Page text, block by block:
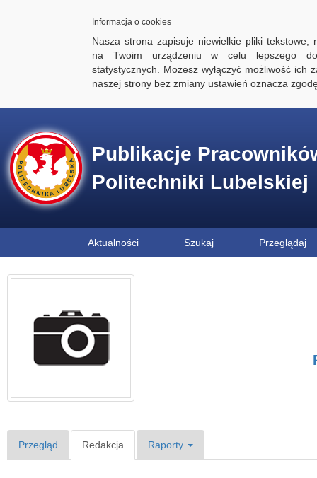
Informacja o cookies
Nasza strona zapisuje niewielkie pliki tekstowe,
na Twoim urządzeniu w celu lepszego
statystycznych. Możesz wyłączyć możliwość ich
naszej strony bez zmiany ustawień oznacza
Publikacje
Politechniki Lubelskiej
Aktualności Szukaj Przeglądaj
Przegląd Redakcja Raporty